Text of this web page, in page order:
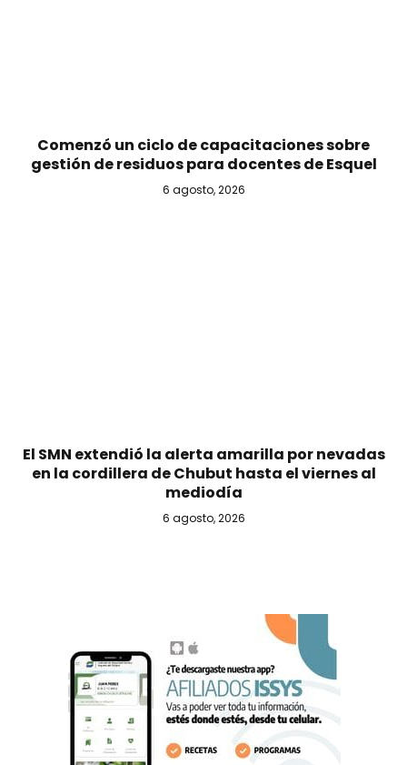
Comenzó un ciclo de capacitaciones sobre
gestión de residuos para docentes de Esquel
6 agosto, 2026
El SMN extendió la alerta amarilla por nevadas
en la cordillera de Chubut hasta el viernes al
mediodía
6 agosto, 2026